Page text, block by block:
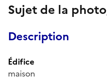
Sujet de la
Description
Édifice
maison